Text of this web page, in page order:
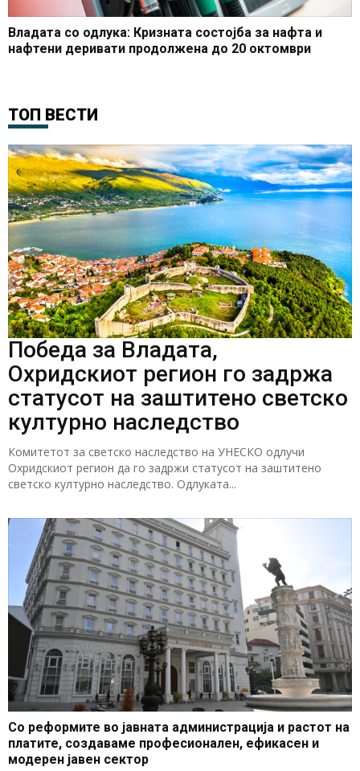
Владата со одлука: Кризната состојба за нафта и
нафтени деривати продолжена до 20 октомври
ТОП ВЕСТИ
Победа за Владата,
Охридскиот регион го задржа
статусот на заштитено светско
културно наследство
Комитетот за светско наследство на УНЕСКО одлучи
Охридскиот регион да го задржи статусот на заштитено
светско културно наследство. Одлуката...
Со реформите во јавната администрација и растот на
платите, создаваме професионален, ефикасен и
модерен јавен сектор